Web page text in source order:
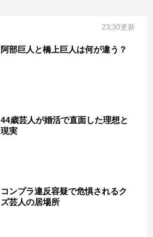
23:30更新
阿部巨人と橋上巨人は何が違う？
44歳芸人が婚活で直面した理想と
現実
コンプラ違反容疑で危惧されるク
ズ芸人の居場所